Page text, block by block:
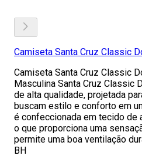
Camiseta Santa Cruz Classic
Camiseta Santa Cruz Classic
Masculina Santa Cruz Classic
de alta qualidade, projetada
buscam estilo e conforto em
é confeccionada em tecido de
o que proporciona uma
permite uma boa ventilação
BH